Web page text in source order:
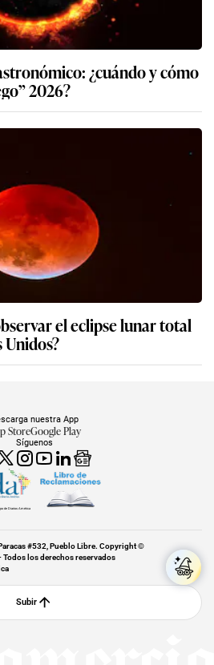
¿cuándo y cómo
2026?
el eclipse lunar total
Síguenos
nuestra App
StoreGoogle Play
de Diarios América
#532, Pueblo Libre. Copyright ©
los derechos reservados
Subir